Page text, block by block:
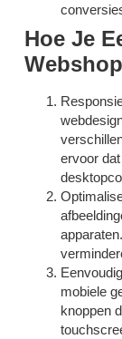
Hoe Je
ervoor
mobiele
knoppen